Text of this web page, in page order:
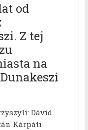
od
Z tej
na
Dávid
Kárpáti